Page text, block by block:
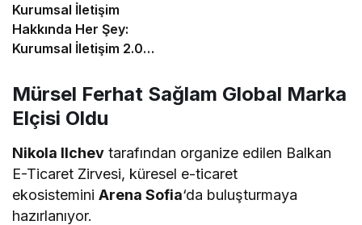
Kurumsal İletişim
Hakkında Her Şey:
Kurumsal İletişim 2.0
Mürsel Ferhat Sağlam Global Marka
Elçisi Oldu
Nikola Ilchev tarafından organize edilen Balkan
E-Ticaret Zirvesi, küresel e-ticaret
ekosisteminiArena Sofia‘da buluşturmaya
hazırlanıyor.